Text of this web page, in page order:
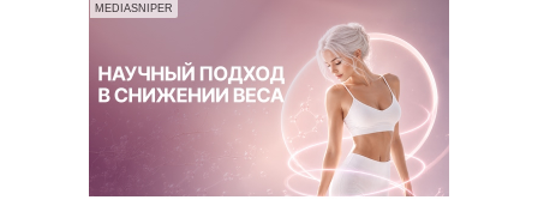
MEDIASNIPER